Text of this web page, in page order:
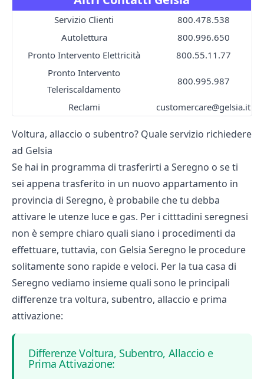
Servizio Clienti
800.478.538
Autolettura
800.996.650
Pronto Intervento Elettricità
800.55.11.77
Pronto Intervento
Teleriscaldamento
800.995.987
Reclami customercare@gelsia.it
Voltura, allaccio o subentro? Quale servizio richiedere
ad Gelsia
Se hai in programma di trasferirti a Seregno o se ti
sei appena trasferito in un nuovo appartamento in
provincia di Seregno, è probabile che tu debba
attivare le utenze luce e gas. Per i citttadini seregnesi
non è sempre chiaro quali siano i procedimenti da
effettuare, tuttavia, con Gelsia Seregno le procedure
solitamente sono rapide e veloci. Per la tua casa di
Seregno vediamo insieme quali sono le principali
differenze tra voltura, subentro, allaccio e prima
attivazione:
Differenze Voltura, Subentro, Allaccio e
Prima Attivazione: